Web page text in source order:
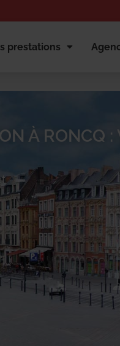
prestations
À RONCQ :